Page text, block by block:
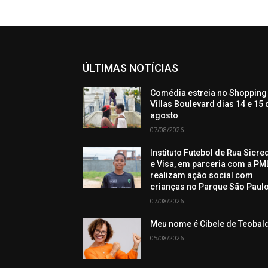
ÚLTIMAS NOTÍCIAS
Comédia estreia no Shopping
Villas Boulevard dias 14 e 15
agosto
07/08/2026
Instituto Futebol de Rua
e Visa, em parceria com a
realizam ação social com
crianças no Parque São
07/08/2026
Meu nome é Cibele de
05/08/2026